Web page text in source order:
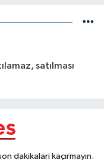
satılması
dakikalari kaçırmayın.